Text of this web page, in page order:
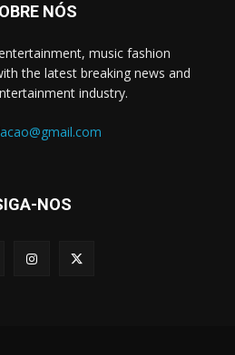
NÓS
music fashion
the latest breaking news and
industry.
NOS